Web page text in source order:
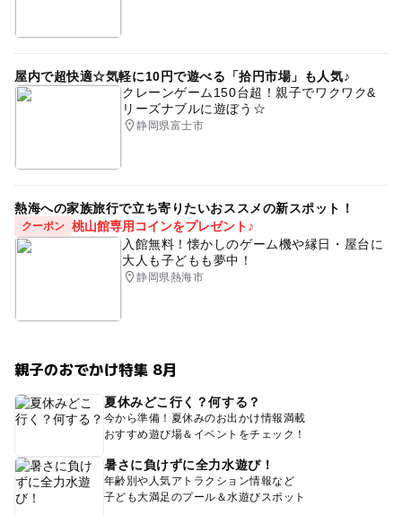
屋内で超快適☆気軽に10円で遊べる「拾円市場」も人気♪
クレーンゲーム150台超！親子でワクワク&
リーズナブルに遊ぼう☆
静岡県富士市
熱海への家族旅行で立ち寄りたいおススメの新スポット！
クーポン 桃山館専用コインをプレゼント♪
入館無料！懐かしのゲーム機や縁日・屋台に
大人も子どもも夢中！
静岡県熱海市
親子のおでかけ特集 8月
夏休みどこ行く？何する？
今から準備！夏休みのお出かけ情報満載
おすすめ遊び場＆イベントをチェック！
暑さに負けずに全力水遊び！
年齢別や人気アトラクション情報など
子ども大満足のプール＆水遊びスポット